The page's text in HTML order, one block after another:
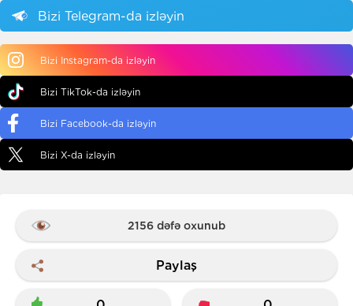
Bizi Telegram-da izləyin
Bizi Instagram-da izləyin
Bizi TikTok-da izləyin
Bizi Facebook-da izləyin
Bizi X-da izləyin
2156 dəfə oxunub
Paylaş